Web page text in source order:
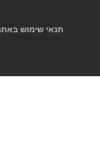
תנאי שימוש באתר